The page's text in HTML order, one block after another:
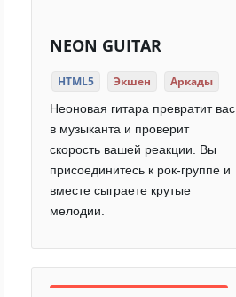
NEON GUITAR
HTML5 Экшен Аркады
Неоновая гитара превратит вас
в музыканта и проверит
скорость вашей реакции. Вы
присоединитесь к рок-группе и
вместе сыграете крутые
мелодии.